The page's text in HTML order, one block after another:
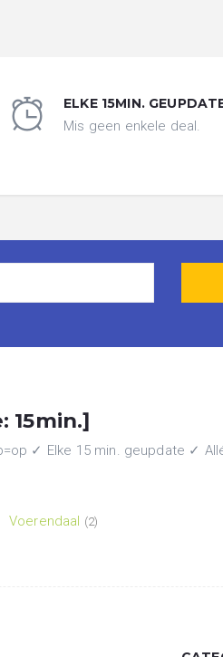
ELKE 15MIN.
Mis geen enkele deal.
15min.]
✓ Elke 15 min. geupdate ✓
Voerendaal (2)